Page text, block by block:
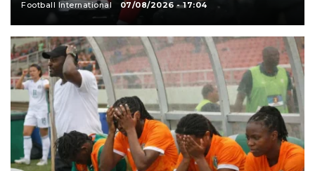
Football International 07/08/2026 - 17:04